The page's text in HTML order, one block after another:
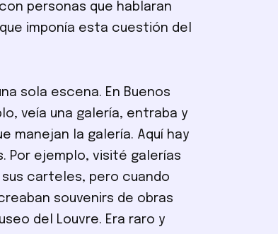
personas que hablaran
imponía esta cuestión del
sola escena. En Buenos
veía una galería, entraba y
manejan la galería. Aquí hay
Por ejemplo, visité galerías
carteles, pero cuando
souvenirs de obras
del Louvre. Era raro y